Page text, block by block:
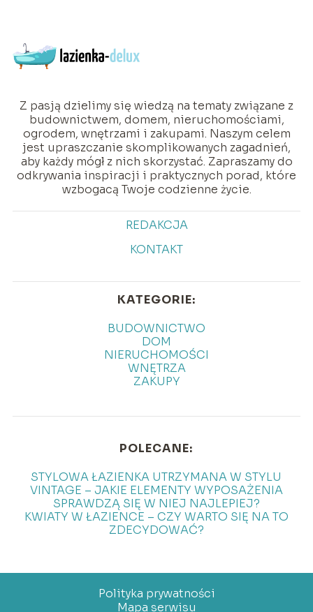
Z pasją dzielimy się wiedzą na tematy związane z
budownictwem, domem, nieruchomościami,
ogrodem, wnętrzami i zakupami. Naszym celem
jest upraszczanie skomplikowanych zagadnień,
aby każdy mógł z nich skorzystać. Zapraszamy do
odkrywania inspiracji i praktycznych porad, które
wzbogacą Twoje codzienne życie.
REDAKCJA
KONTAKT
KATEGORIE:
BUDOWNICTWO
DOM
NIERUCHOMOŚCI
WNĘTRZA
ZAKUPY
POLECANE:
STYLOWA ŁAZIENKA UTRZYMANA W STYLU
VINTAGE – JAKIE ELEMENTY WYPOSAŻENIA
SPRAWDZĄ SIĘ W NIEJ NAJLEPIEJ?
KWIATY W ŁAZIENCE – CZY WARTO SIĘ NA TO
ZDECYDOWAĆ?
Polityka prywatności
Mapa serwisu